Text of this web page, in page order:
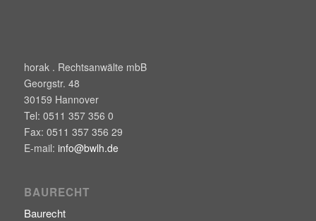
horak . Rechtsanwälte mbB
Georgstr. 48
30159 Hannover
Tel: 0511 357 356 0
Fax: 0511 357 356 29
E-mail: info@bwlh.de
BAURECHT
Baurecht